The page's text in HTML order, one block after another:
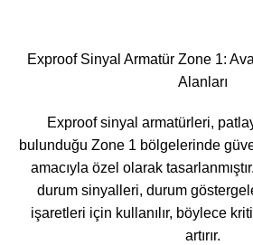
Exproof Sinyal Armatür Zone 1:
Alanları
Exproof sinyal armatürleri,
bulunduğu Zone 1 bölgelerinde
amacıyla özel olarak
durum sinyalleri, durum
işaretleri için kullanılır, böylece
artırır.